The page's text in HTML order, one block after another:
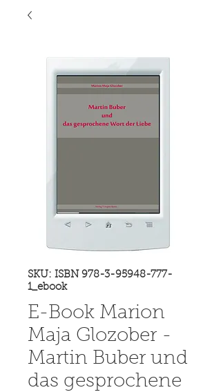
SKU: ISBN 978-3-95948-777-
1_ebook
E-Book Marion
Maja Glozober -
Martin Buber und
das gesprochene